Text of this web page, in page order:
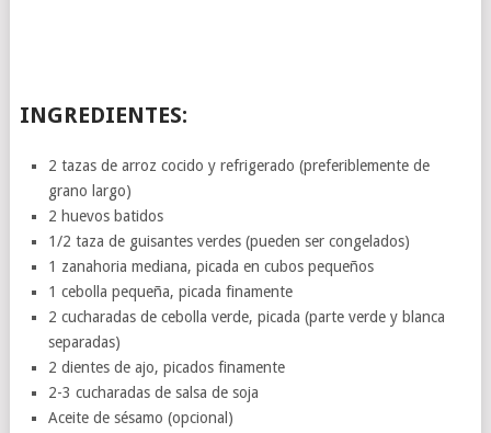
INGREDIENTES:
2 tazas de arroz cocido y refrigerado (preferiblemente de
grano largo)
2 huevos batidos
1/2 taza de guisantes verdes (pueden ser congelados)
1 zanahoria mediana, picada en cubos pequeños
1 cebolla pequeña, picada finamente
2 cucharadas de cebolla verde, picada (parte verde y blanca
separadas)
2 dientes de ajo, picados finamente
2-3 cucharadas de salsa de soja
Aceite de sésamo (opcional)